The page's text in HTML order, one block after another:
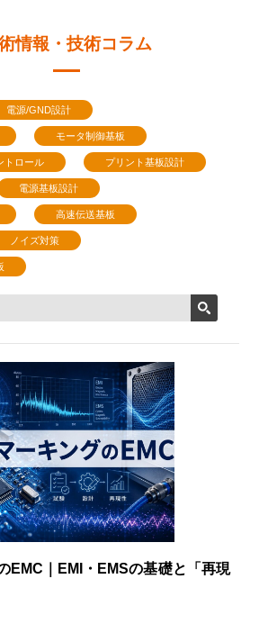
情報・技術コラム
電源/GND設計
モータ制御基板
トロール プリント基板設計
電源基板設計
高速伝送基板
ノイズ対策
EMC｜EMI・EMSの基礎と「再現